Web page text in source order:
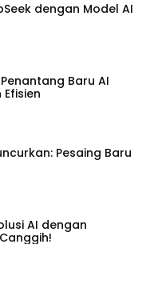
dengan Model AI
Baru AI
Pesaing Baru
AI dengan